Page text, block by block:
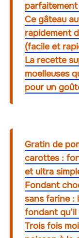
Ce gâteau
rapidement
(facile et
La recette
moelleuses
pour un
Gratin de
carottes :
et ultra
Fondant
sans farine :
fondant
Trois fois